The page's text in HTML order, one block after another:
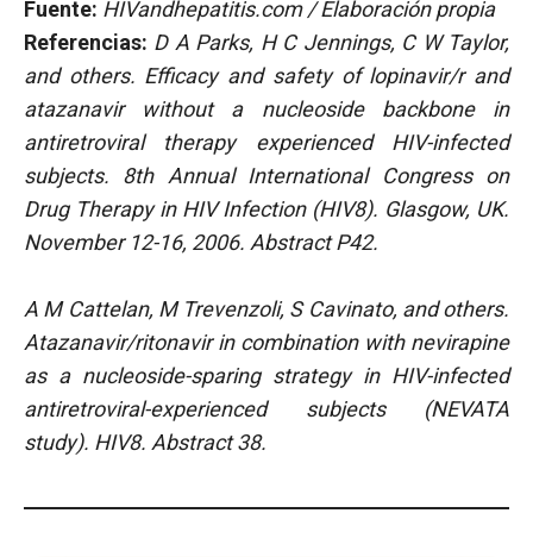
Fuente: HIVandhepatitis.com / Elaboración propia
Referencias: D A Parks, H C Jennings, C W Taylor,
and others. Efficacy and safety of lopinavir/r and
atazanavir without a nucleoside backbone in
antiretroviral therapy experienced HIV-infected
subjects. 8th Annual International Congress on
Drug Therapy in HIV Infection (HIV8). Glasgow, UK.
November 12-16, 2006. Abstract P42.
A M Cattelan, M Trevenzoli, S Cavinato, and others.
Atazanavir/ritonavir in combination with nevirapine
as a nucleoside-sparing strategy in HIV-infected
antiretroviral-experienced subjects (NEVATA
study). HIV8. Abstract 38.